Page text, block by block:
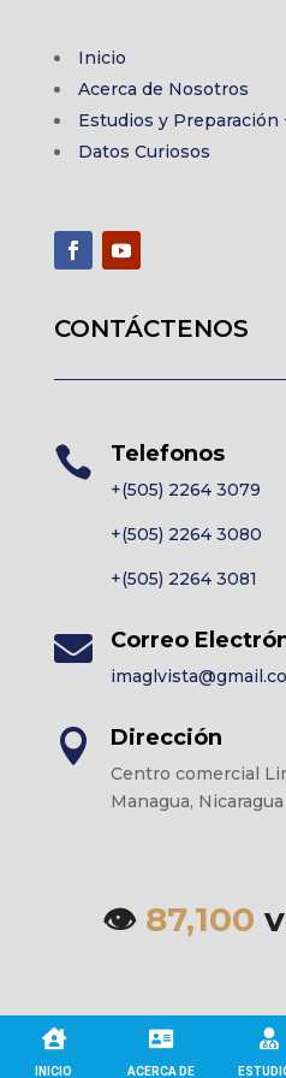
Inicio
Acerca de Nosotros
Estudios y Preparación
Datos Curiosos
CONTÁCTENOS
 Telefonos
+(505) 2264 3079
+(505) 2264 3080
+(505) 2264 3081
 Correo
 Dirección
Centro comercial
Managua, Nicaragua
👁️ 87,100
87,0100 30 Total de vistas

INICIO

ACERCA DE
